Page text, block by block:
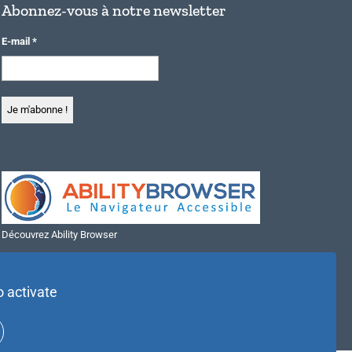
Abonnez-vous à notre newsletter
E-mail *
Découvrez Ability Browser
activate